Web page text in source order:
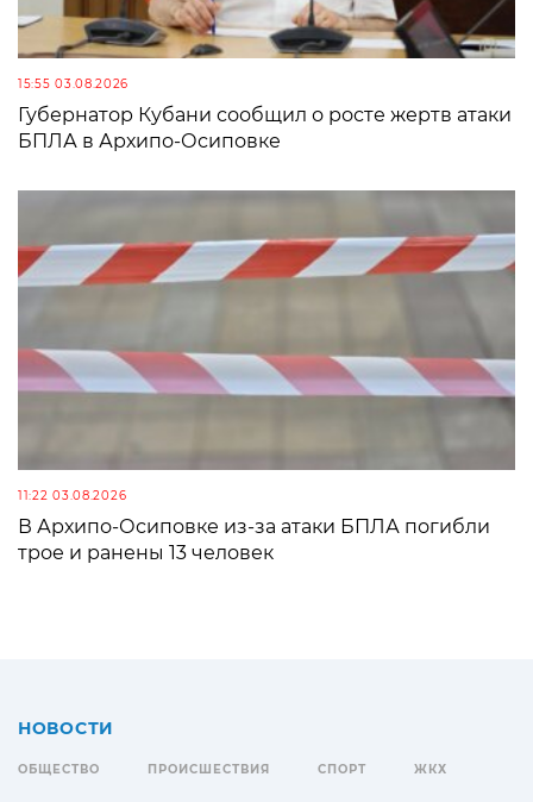
15:55 03.08.2026
Губернатор Кубани сообщил о росте жертв атаки
БПЛА в Архипо-Осиповке
11:22 03.08.2026
В Архипо-Осиповке из-за атаки БПЛА погибли
трое и ранены 13 человек
НОВОСТИ
ОБЩЕСТВО ПРОИСШЕСТВИЯ СПОРТ ЖКХ